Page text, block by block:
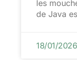
les
de Java
18/01/2026